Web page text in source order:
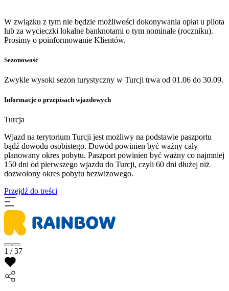
W związku z tym nie będzie możliwości dokonywania opłat u pilota
lub za wycieczki lokalne banknotami o tym nominale (roczniku).
Prosimy o poinformowanie Klientów.
Sezonowość
Zwykle wysoki sezon turystyczny w Turcji trwa od 01.06 do 30.09.
Informacje o przepisach wjazdowych
Turcja
Wjazd na terytorium Turcji jest możliwy na podstawie paszportu
bądź dowodu osobistego. Dowód powinien być ważny cały
planowany okres pobytu. Paszport powinien być ważny co najmniej
150 dni od pierwszego wjazdu do Turcji, czyli 60 dni dłużej niż
dozwolony okres pobytu bezwizowego.
Przejdź do treści
1 / 37